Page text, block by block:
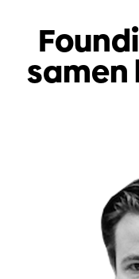
samen